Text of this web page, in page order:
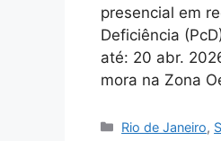
presencial em
Deficiência
até: 20 abr.
mora na Zona
Categories
Rio de Janeiro,